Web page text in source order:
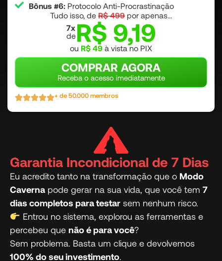
Bônus #6:Protocolo Anti-Procrastinação
Tudo isso, de R$ 499 por apenas...
7x
deR$ 9,19
ou R$ 49 à vista no PIX
COMPRAR AGORA
Receba o acesso imediatamente
+ de 50.000 membros
Garantia Incondicional de 7 Dias
Eu acredito tanto na transformação que o Modo
Caverna pode gerar na sua vida, que você tem 7
dias completos para testar sem nenhum risco.
Entrou no sistema, explorou as ferramentas e
percebeu que não é para você?
Sem problema. Basta um clique e devolvemos
100% do seu investimento.